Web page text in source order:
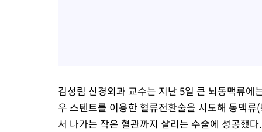
김성림 신경외과 교수는 지난 5일 큰 뇌동맥류
우 스텐트를 이용한 혈류전환술을 시도해 동맥
서 나가는 작은 혈관까지 살리는 수술에 성공했